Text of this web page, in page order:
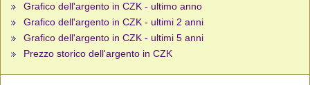
Grafico dell'argento in CZK - ultimo anno
Grafico dell'argento in CZK - ultimi 2 anni
Grafico dell'argento in CZK - ultimi 5 anni
Prezzo storico dell'argento in CZK